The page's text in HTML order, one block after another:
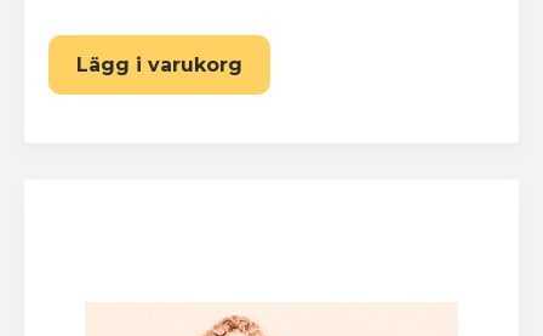
Lägg i varukorg